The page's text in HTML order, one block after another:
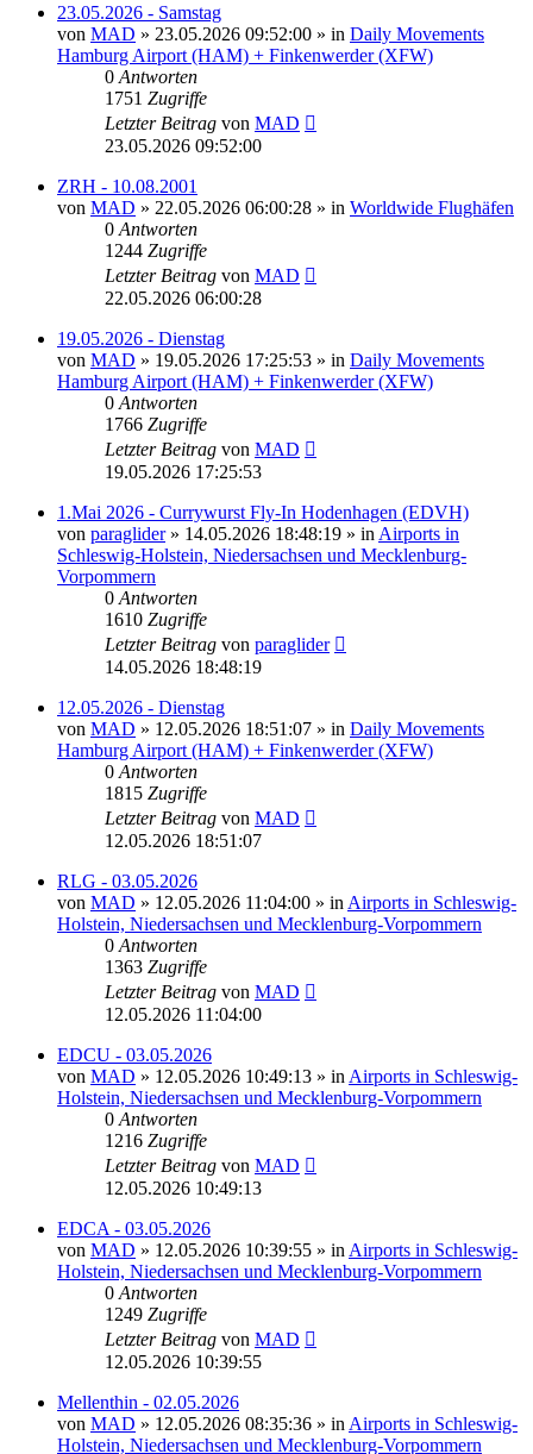
23.05.2026 - Samstag
von MAD » 23.05.2026 09:52:00 » in Daily Movements
Hamburg Airport (HAM) + Finkenwerder (XFW)
0 Antworten
1751 Zugriffe
Letzter Beitrag von MAD
23.05.2026 09:52:00
ZRH - 10.08.2001
von MAD » 22.05.2026 06:00:28 » in Worldwide Flughäfen
0 Antworten
1244 Zugriffe
Letzter Beitrag von MAD
22.05.2026 06:00:28
19.05.2026 - Dienstag
von MAD » 19.05.2026 17:25:53 » in Daily Movements
Hamburg Airport (HAM) + Finkenwerder (XFW)
0 Antworten
1766 Zugriffe
Letzter Beitrag von MAD
19.05.2026 17:25:53
1.Mai 2026 - Currywurst Fly-In Hodenhagen (EDVH)
von paraglider» 14.05.2026 18:48:19 » in Airports in
Schleswig-Holstein, Niedersachsen und Mecklenburg-
Vorpommern
0 Antworten
1610 Zugriffe
Letzter Beitrag von paraglider
14.05.2026 18:48:19
12.05.2026 - Dienstag
von MAD » 12.05.2026 18:51:07 » in Daily Movements
Hamburg Airport (HAM) + Finkenwerder (XFW)
0 Antworten
1815 Zugriffe
Letzter Beitrag von MAD
12.05.2026 18:51:07
RLG - 03.05.2026
von MAD » 12.05.2026 11:04:00 » in Airports in Schleswig-
Holstein, Niedersachsen und Mecklenburg-Vorpommern
0 Antworten
1363 Zugriffe
Letzter Beitrag von MAD
12.05.2026 11:04:00
EDCU - 03.05.2026
von MAD » 12.05.2026 10:49:13 » in Airports in Schleswig-
Holstein, Niedersachsen und Mecklenburg-Vorpommern
0 Antworten
1216 Zugriffe
Letzter Beitrag von MAD
12.05.2026 10:49:13
EDCA - 03.05.2026
von MAD » 12.05.2026 10:39:55 » in Airports in Schleswig-
Holstein, Niedersachsen und Mecklenburg-Vorpommern
0 Antworten
1249 Zugriffe
Letzter Beitrag von MAD
12.05.2026 10:39:55
Mellenthin - 02.05.2026
von MAD » 12.05.2026 08:35:36 » in Airports in Schleswig-
Holstein, Niedersachsen und Mecklenburg-Vorpommern